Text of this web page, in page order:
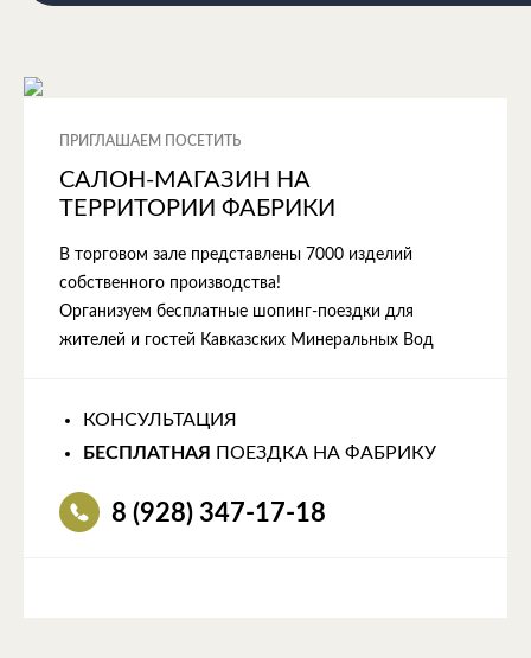
ПРИГЛАШАЕМ ПОСЕТИТЬ
САЛОН-МАГАЗИН НА
ТЕРРИТОРИИ ФАБРИКИ
В торговом зале представлены 7000 изделий
собственного производства!
Организуем бесплатные шопинг-поездки для
жителей и гостей Кавказских Минеральных Вод
КОНСУЛЬТАЦИЯ
БЕСПЛАТНАЯ
ПОЕЗДКА НА ФАБРИКУ
8 (928) 347-17-18